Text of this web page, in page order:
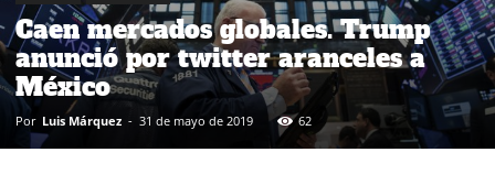
Caen mercados globales. Trump
anunció por twitter aranceles a
México
Por Luis Márquez - 31 de mayo de 2019 62